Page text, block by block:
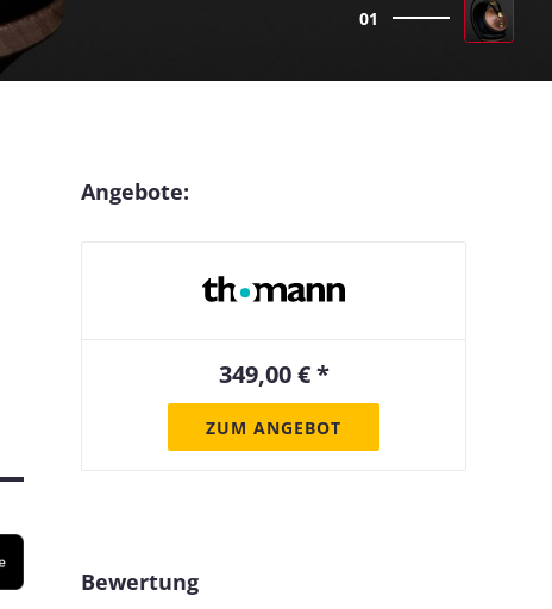
01
Angebote:
349,00 € *
ZUM ANGEBOT
Bewertung